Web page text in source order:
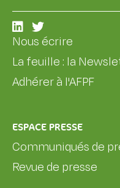
Nous écrire
La feuille : la
Adhérer à l'AFPF
ESPACE PRESSE
Communiqués de
Revue de presse